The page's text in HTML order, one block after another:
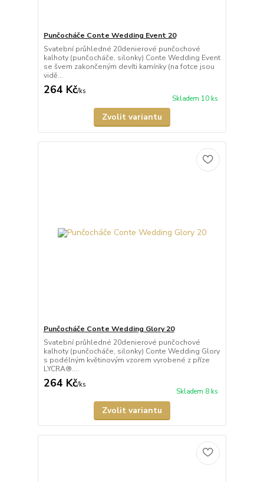
Punčocháče Conte Wedding Event 20
Svatební průhledné 20denierové punčochové
kalhoty (punčocháče, silonky) Conte Wedding Event
se švem zakončeným devíti kamínky (na fotce jsou
vidě...
264 Kč/ks
Skladem 10 ks
Zvolit variantu
Punčocháče Conte Wedding Glory 20
Svatební průhledné 20denierové punčochové
kalhoty (punčocháče, silonky) Conte Wedding Glory
s podélným květinovým vzorem vyrobené z příze
LYCRA®....
264 Kč/ks
Skladem 8 ks
Zvolit variantu